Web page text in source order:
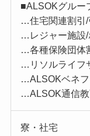
■ALSOKグルー
…住宅関連割引/
…レジャー施設/
…各種保険団体
…リソルライフ
…ALSOKベネフ
…ALSOK通信
寮・社宅